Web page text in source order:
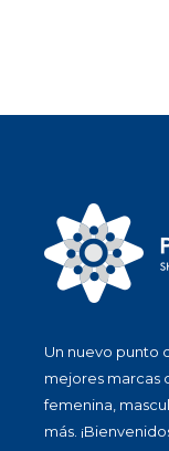
Un nuevo punto
mejores marcas
femenina,
más.